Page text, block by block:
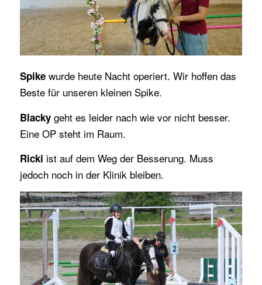
Spikewurde heute Nacht operiert. Wir hoffen das
Beste für unseren kleinen Spike.
Blackygeht es leider nach wie vor nicht besser.
Eine OP steht im Raum.
Ricki ist auf dem Weg der Besserung. Muss
jedoch noch in der Klinik bleiben.